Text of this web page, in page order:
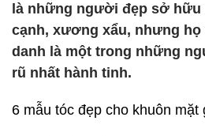
là những người đẹp sở
cạnh, xương xẩu, nhưng
danh là một trong những
rũ nhất hành tinh.
6 mẫu tóc đẹp cho khuôn mặt